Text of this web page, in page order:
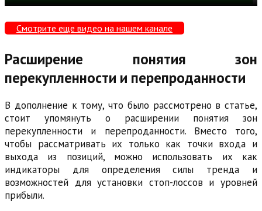
Смотрите еще видео на нашем канале
Расширение понятия зон
перекупленности и перепроданности
В дополнение к тому, что было рассмотрено в статье,
стоит упомянуть о расширении понятия зон
перекупленности и перепроданности. Вместо того,
чтобы рассматривать их только как точки входа и
выхода из позиций, можно использовать их как
индикаторы для определения силы тренда и
возможностей для установки стоп-лоссов и уровней
прибыли.